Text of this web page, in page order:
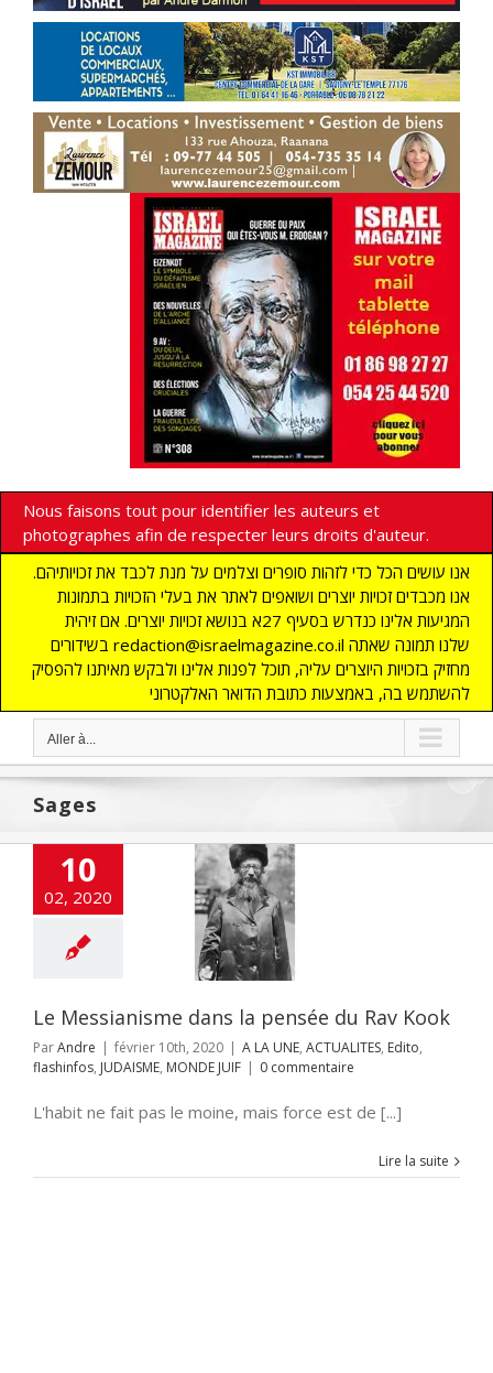
Nous faisons tout pour identifier les auteurs et
photographes afin de respecter leurs droits d'auteur.
אנו עושים הכל כדי לזהות סופרים וצלמים על מנת לכבד את זכויותיהם.
אנו מכבדים זכויות יוצרים ושואפים לאתר את בעלי הזכויות בתמונות
המגיעות אלינו כנדרש בסעיף 27א בנושא זכויות יוצרים. אם זיהית
בשידורים redaction@israelmagazine.co.il שלנו תמונה שאתה
מחזיק בזכויות היוצרים עליה, תוכל לפנות אלינו ולבקש מאיתנו להפסיק
להשתמש בה, באמצעות כתובת הדואר האלקטרוני
Aller à...
Sages
10
02, 2020
dans la
du Rav Kook
ACTUALITES
JUDAISME
Le Messianisme dans la pensée du Rav Kook
ParAndre | février 10th, 2020 | A LA UNE, ACTUALITES, Edito,
flashinfos, JUDAISME, MONDE JUIF | 0 commentaire
L'habit ne fait pas le moine, mais force est de [...]
Lire la suite